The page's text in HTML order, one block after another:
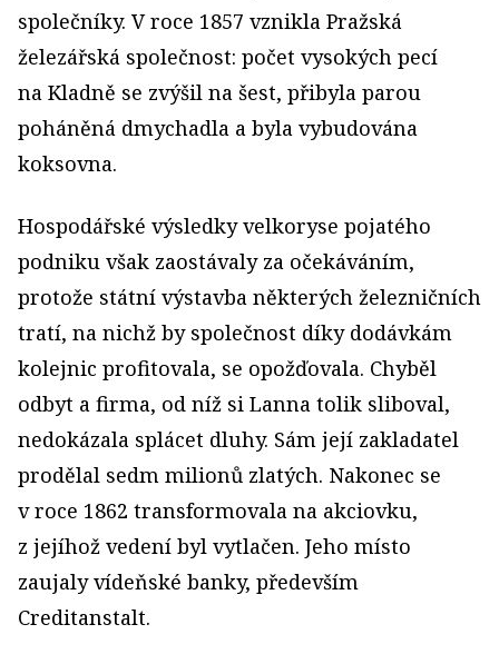
společníky. V roce 1857 vznikla Pražská
železářská společnost: počet vysokých pecí
na Kladně se zvýšil na šest, přibyla parou
poháněná dmychadla a byla vybudována
koksovna.
Hospodářské výsledky velkoryse pojatého
podniku však zaostávaly za očekáváním,
protože státní výstavba některých železničních
tratí, na nichž by společnost díky dodávkám
kolejnic profitovala, se opožďovala. Chyběl
odbyt a firma, od níž si Lanna tolik sliboval,
nedokázala splácet dluhy. Sám její zakladatel
prodělal sedm milionů zlatých. Nakonec se
v roce 1862 transformovala na akciovku,
z jejíhož vedení byl vytlačen. Jeho místo
zaujaly vídeňské banky, především
Creditanstalt.